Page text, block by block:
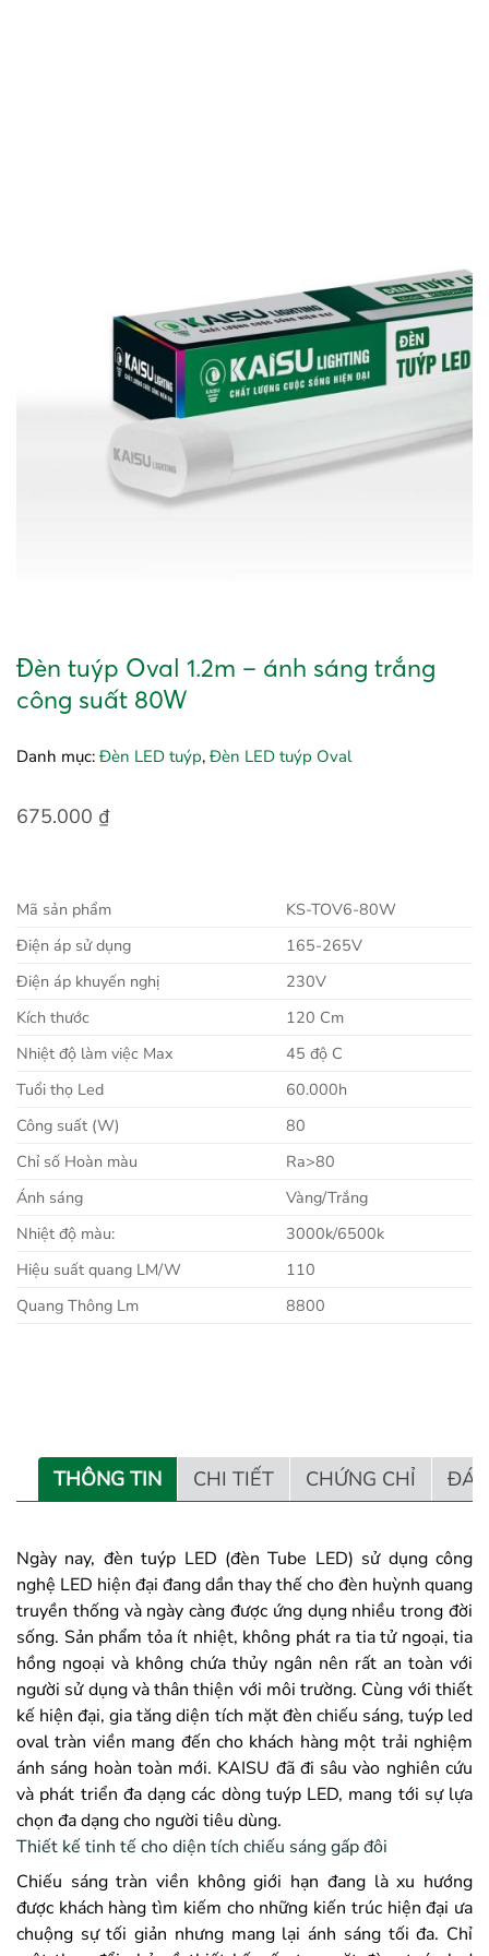
Đèn tuýp Oval 1.2m – ánh sáng trắng
công suất 80W
Danh mục: Đèn LED tuýp, Đèn LED tuýp Oval
675.000 ₫
Mã sản phẩm
KS-TOV6-80W
Điện áp sử dụng
165-265V
Điện áp khuyến nghị
230V
Kích thước
120 Cm
Nhiệt độ làm việc Max
45 độ C
Tuổi thọ Led
60.000h
Công suất (W)
80
Chỉ số Hoàn màu
Ra>80
Ánh sáng
Vàng/Trắng
Nhiệt độ màu:
3000k/6500k
Hiệu suất quang LM/W
110
Quang Thông Lm
8800
THÔNG TIN CHI TIẾT CHỨNG CHỈ
Ngày nay, đèn tuýp LED (đèn Tube LED) sử dụng công
nghệ LED hiện đại đang dần thay thế cho đèn huỳnh quang
truyền thống và ngày càng được ứng dụng nhiều trong đời
sống. Sản phẩm tỏa ít nhiệt, không phát ra tia tử ngoại, tia
hồng ngoại và không chứa thủy ngân nên rất an toàn với
người sử dụng và thân thiện với môi trường. Cùng với thiết
kế hiện đại, gia tăng diện tích mặt đèn chiếu sáng, tuýp led
oval tràn viền mang đến cho khách hàng một trải nghiệm
ánh sáng hoàn toàn mới. KAISU đã đi sâu vào nghiên cứu
và phát triển đa dạng các dòng tuýp LED, mang tới sự lựa
chọn đa dạng cho người tiêu dùng.
Thiết kế tinh tế cho diện tích chiếu sáng gấp đôi
Chiếu sáng tràn viền không giới hạn đang là xu hướng
được khách hàng tìm kiếm cho những kiến trúc hiện đại ưa
chuộng sự tối giản nhưng mang lại ánh sáng tối đa. Chỉ